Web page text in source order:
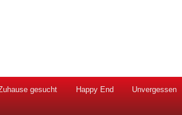
gesucht Happy End Unvergessen